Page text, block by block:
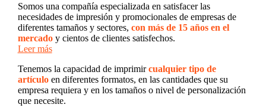
Somos una compañía especializada en satisfacer las
necesidades de impresión y promocionales de empresas de
diferentes tamaños y sectores, con más de 15 años en el
mercadoy cientos de clientes satisfechos.
Leer más
Tenemos la capacidad de imprimircualquier tipo de
artículoen diferentes formatos, en las cantidades que su
empresa requiera y en los tamaños o nivel de personalización
que necesite.